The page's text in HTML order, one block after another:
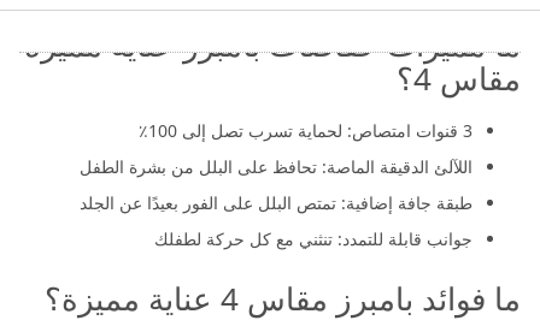
ما مميزات حفاضات بامبرز عناية مميزة
مقاس 4؟
3 قنوات امتصاص: لحماية تسرب تصل إلى 100٪
اللآلئ الدقيقة الماصة: تحافظ على البلل من بشرة الطفل
طبقة جافة إضافية: تمتص البلل على الفور بعيدًا عن الجلد
جوانب قابلة للتمدد: تنثني مع كل حركة لطفلك
ما فوائد بامبرز مقاس 4 عناية مميزة؟